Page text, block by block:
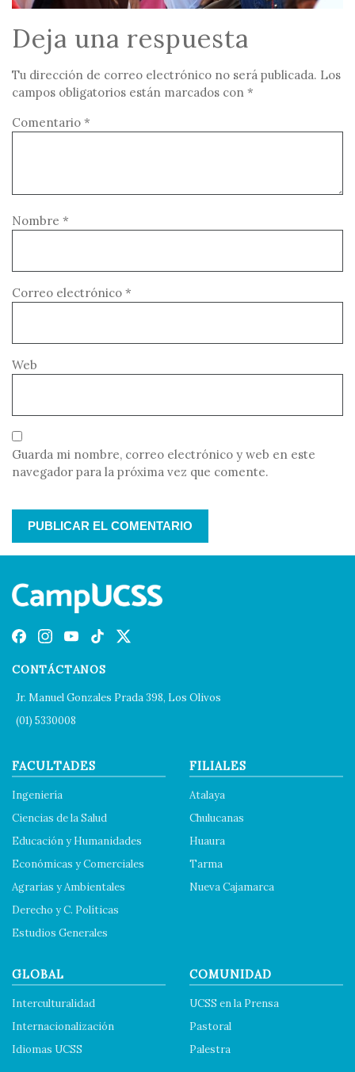
Deja una respuesta
Tu dirección de correo electrónico no será publicada. Los
campos obligatorios están marcados con *
Comentario *
Nombre *
Correo electrónico *
Web
Guarda mi nombre, correo electrónico y web en este
navegador para la próxima vez que comente.
CONTÁCTANOS
Jr. Manuel Gonzales Prada 398, Los Olivos
(01) 5330008
FACULTADES
Ingeniería
Ciencias de la Salud
Educación y Humanidades
Económicas y Comerciales
Agrarias y Ambientales
Derecho y C. Políticas
Estudios Generales
FILIALES
Atalaya
Chulucanas
Huaura
Tarma
Nueva Cajamarca
GLOBAL
Interculturalidad
Internacionalización
Idiomas UCSS
COMUNIDAD
UCSS en la Prensa
Pastoral
Palestra